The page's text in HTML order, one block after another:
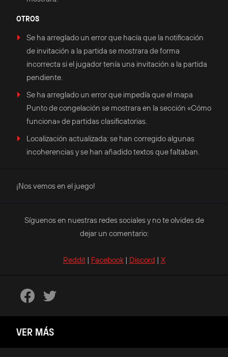
OTROS
Se ha arreglado un error que hacía que la notificación
de invitación a la partida se mostrara de forma
incorrecta si el jugador tenía una invitación a la partida
pendiente.
Se ha arreglado un error que impedía que el mapa
Punto de congelación se mostrara en la sección «Cómo
funciona» de partidas clasificatorias.
Localización actualizada: se han corregido algunas
incoherencias y se han añadido textos que faltaban.
¡Nos vemos en el juego!
Síguenos en nuestras redes sociales y no te olvides de
dejar un comentario:
Reddit| Facebook| Discord | X
VER MÁS